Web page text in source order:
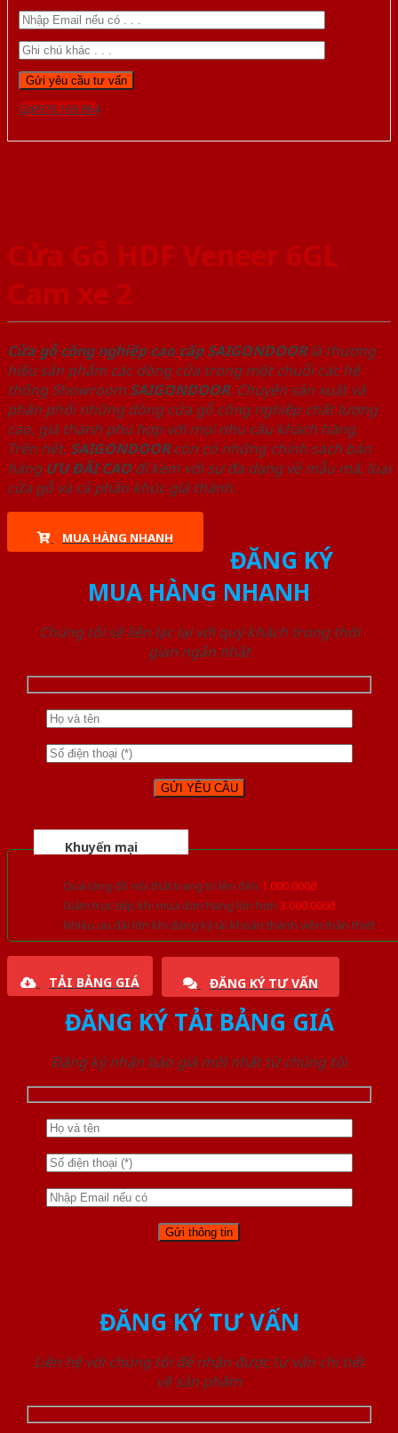
Gọi 0976.169.864
Cửa Gỗ HDF Veneer 6GL
Cam xe 2
Cửa gỗ công nghiệp cao cấp SAIGONDOORlà thương
hiệu sản phẩm các dòng cửa trong một chuỗi các hệ
thống Showroom SAIGONDOOR. Chuyên sản xuất và
phân phối những dòng cửa gỗ công nghiệp chất lượng
cao, giá thành phù hợp với mọi nhu cầu khách hàng.
Trên hết, SAIGONDOORcòn có những chính sách bán
hàng ƯU ĐÃI CAOđi kèm với sự đa dạng về mẫu mã, loại
cửa gỗ và cả phân khúc giá thành.
MUA HÀNG NHANH
ĐĂNG KÝ
MUA HÀNG NHANH
Chúng tôi sẽ liên lạc lại với quý khách trong thời
gian ngắn nhất
Khuyến mại
Quà tặng đồ nội thất trang trí lên đến 1.000.000đ
Giảm trực tiếp khi mua đơn hàng lớn hơn 3.000.000đ
Nhiều ưu đãi lớn khi đăng ký tài khoản thành viên thân thiết
TẢI BẢNG GIÁ ĐĂNG KÝ TƯ VẤN
ĐĂNG KÝ TẢI BẢNG GIÁ
Đăng ký nhận báo giá mới nhất từ chúng tôi
ĐĂNG KÝ TƯ VẤN
Liên hệ với chúng tôi để nhận được tư vấn chi tiết
về sản phẩm